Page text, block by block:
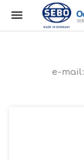

e-mail: